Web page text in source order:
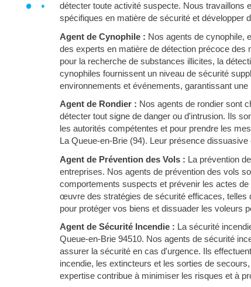
détecter toute activité suspecte. Nous travaillons
spécifiques en matière de sécurité et développer
Agent de Cynophile : Nos agents de cynophile,
des experts en matière de détection précoce
pour la recherche de substances illicites, la
cynophiles fournissent un niveau de sécurité
environnements et événements, garantissant une
Agent de Rondier : Nos agents de rondier sont
détecter tout signe de danger ou d'intrusion. Ils
les autorités compétentes et pour prendre les
La Queue-en-Brie (94). Leur présence
Agent de Prévention des Vols : La prévention
entreprises. Nos agents de prévention des vols
comportements suspects et prévenir les actes
œuvre des stratégies de sécurité efficaces, telles
pour protéger vos biens et dissuader les voleurs
Agent de Sécurité Incendie : La sécurité
Queue-en-Brie 94510. Nos agents de sécurité
assurer la sécurité en cas d'urgence. Ils
incendie, les extincteurs et les sorties de
expertise contribue à minimiser les risques et à